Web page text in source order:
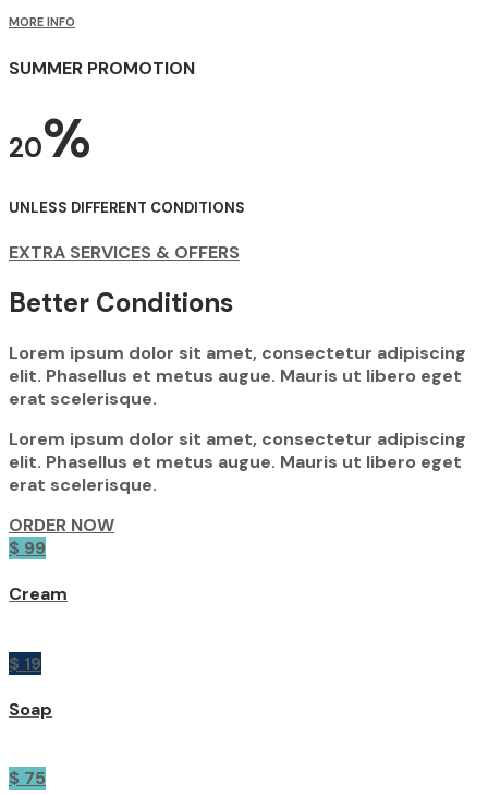
MORE INFO
SUMMER PROMOTION
20%
UNLESS DIFFERENT CONDITIONS
EXTRA SERVICES & OFFERS
Better Conditions
Lorem ipsum dolor sit amet, consectetur adipiscing
elit. Phasellus et metus augue. Mauris ut libero eget
erat scelerisque.
Lorem ipsum dolor sit amet, consectetur adipiscing
elit. Phasellus et metus augue. Mauris ut libero eget
erat scelerisque.
ORDER NOW
$ 99
Cream
$ 19
Soap
$ 75